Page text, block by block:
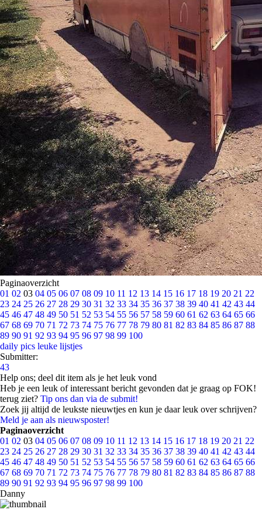
Paginaoverzicht
01 02 03 04 05 06 07 08 09 10 11 12 13 14 15 16 17 18 19 20 21 22
23 24 25 26 27 28 29 30 31 32 33 34 35 36 37 38 39 40 41 42 43 44
45 46 47 48 49 50 51 52 53 54 55 56 57 58 59 60 61 62 63 64 65 66
67 68 69 70 71 72 73 74 75 76 77 78 79 80 81 82 83 84 85 86 87 88
89 90 91 92 93 94 95 96 97 98 99 100
daily pics leuke lijstjes
Submitter:
43
Help ons; deel dit item als je het leuk vond
Heb je een leuk of interessant bericht gevonden dat je graag op FOK!
terug ziet? Tip ons dan via de submit!
Zoek jij altijd de leukste nieuwtjes en kun je daar leuk over schrijven?
Meld je aan als nieuwsposter!
Paginaoverzicht
01 02 03 04 05 06 07 08 09 10 11 12 13 14 15 16 17 18 19 20 21 22
23 24 25 26 27 28 29 30 31 32 33 34 35 36 37 38 39 40 41 42 43 44
45 46 47 48 49 50 51 52 53 54 55 56 57 58 59 60 61 62 63 64 65 66
67 68 69 70 71 72 73 74 75 76 77 78 79 80 81 82 83 84 85 86 87 88
89 90 91 92 93 94 95 96 97 98 99 100
Danny